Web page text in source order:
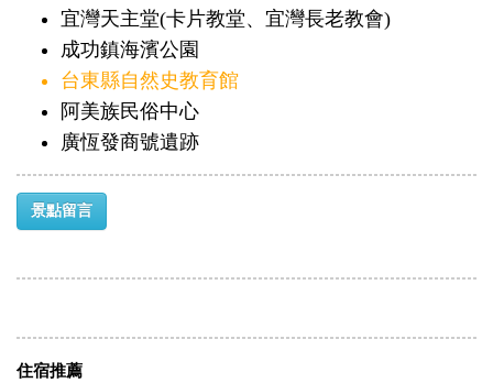
宜灣天主堂(卡片教堂、宜灣長老教會)
成功鎮海濱公園
台東縣自然史教育館
阿美族民俗中心
廣恆發商號遺跡
景點留言
住宿推薦